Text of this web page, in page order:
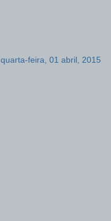
quarta-feira, 01 abril, 2015